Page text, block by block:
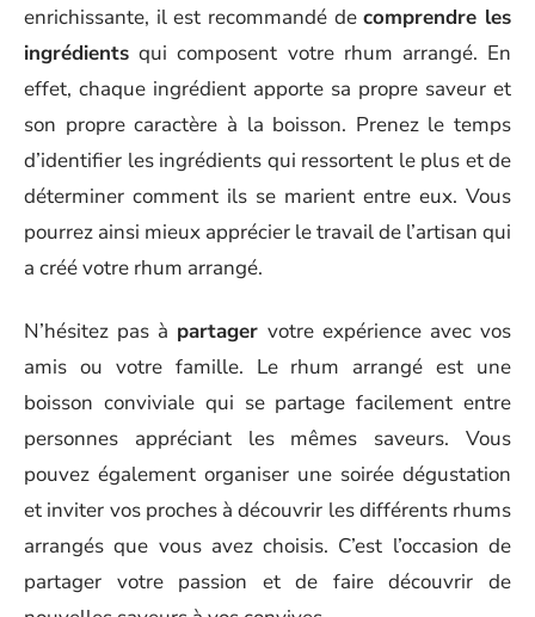
enrichissante, il est recommandé decomprendre les
ingrédients qui composent votre rhum arrangé. En
effet, chaque ingrédient apporte sa propre saveur et
son propre caractère à la boisson. Prenez le temps
d’identifier les ingrédients qui ressortent le plus et de
déterminer comment ils se marient entre eux. Vous
pourrez ainsi mieux apprécier le travail de l’artisan qui
a créé votre rhum arrangé.
N’hésitez pas à partager votre expérience avec vos
amis ou votre famille. Le rhum arrangé est une
boisson conviviale qui se partage facilement entre
personnes appréciant les mêmes saveurs. Vous
pouvez également organiser une soirée dégustation
et inviter vos proches à découvrir les différents rhums
arrangés que vous avez choisis. C’est l’occasion de
partager votre passion et de faire découvrir de